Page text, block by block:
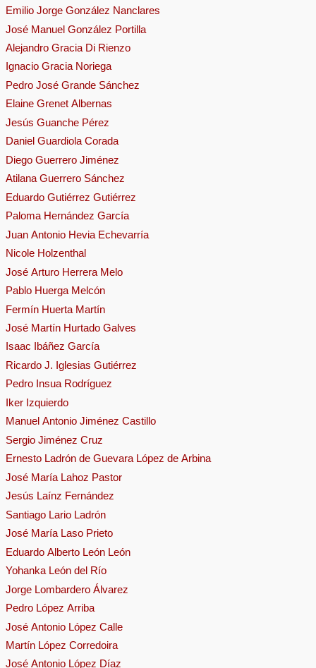
Emilio Jorge González Nanclares
José Manuel González Portilla
Alejandro Gracia Di Rienzo
Ignacio Gracia Noriega
Pedro José Grande Sánchez
Elaine Grenet Albernas
Jesús Guanche Pérez
Daniel Guardiola Corada
Diego Guerrero Jiménez
Atilana Guerrero Sánchez
Eduardo Gutiérrez Gutiérrez
Paloma Hernández García
Juan Antonio Hevia Echevarría
Nicole Holzenthal
José Arturo Herrera Melo
Pablo Huerga Melcón
Fermín Huerta Martín
José Martín Hurtado Galves
Isaac Ibáñez García
Ricardo J. Iglesias Gutiérrez
Pedro Insua Rodríguez
Iker Izquierdo
Manuel Antonio Jiménez Castillo
Sergio Jiménez Cruz
Ernesto Ladrón de Guevara López de Arbina
José María Lahoz Pastor
Jesús Laínz Fernández
Santiago Lario Ladrón
José María Laso Prieto
Eduardo Alberto León León
Yohanka León del Río
Jorge Lombardero Álvarez
Pedro López Arriba
José Antonio López Calle
Martín López Corredoira
José Antonio López Díaz